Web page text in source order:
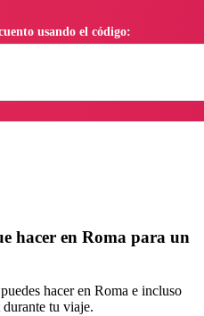
hacer en Roma para un
hacer en Roma e incluso
tu viaje.